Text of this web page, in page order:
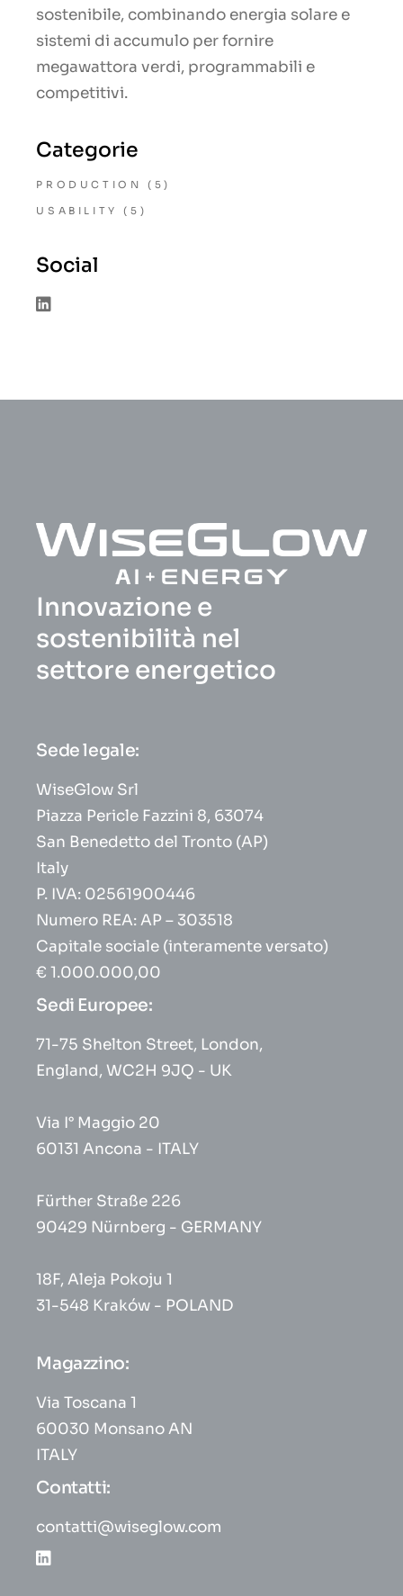
sostenibile, combinando energia solare e
sistemi di accumulo per fornire
megawattora verdi, programmabili e
competitivi.
Categorie
PRODUCTION (5)
USABILITY (5)
Social
Innovazione e
sostenibilità nel
settore energetico
Sede legale:
WiseGlow Srl
Piazza Pericle Fazzini 8, 63074
San Benedetto del Tronto (AP)
Italy
P. IVA: 02561900446
Numero REA: AP – 303518
Capitale sociale (interamente versato)
€ 1.000.000,00
Sedi Europee:
71-75 Shelton Street, London,
England, WC2H 9JQ - UK
Via I° Maggio 20
60131 Ancona - ITALY
Fürther Straße 226
90429 Nürnberg - GERMANY
18F, Aleja Pokoju 1
31-548 Kraków - POLAND
Magazzino:
Via Toscana 1
60030 Monsano AN
ITALY
Contatti:
contatti@wiseglow.com